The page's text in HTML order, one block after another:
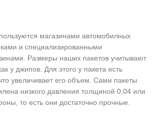
магазинами автомобилных
и специализированными
Размеры наших пакетов учитывают
у джипов. Для этого у пакета есть
увеличивает его объем. Сами пакеты
низкого давления толщиной 0,04 или
то есть они достаточно прочные.